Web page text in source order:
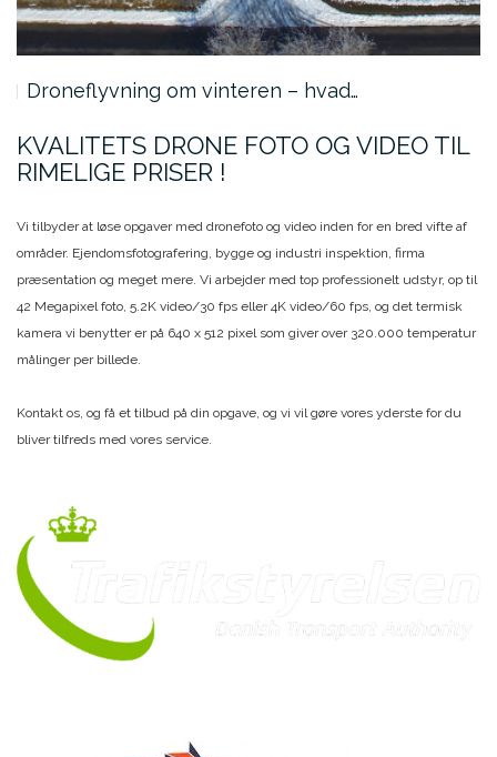
Droneflyvning om vinteren – hvad…
KVALITETS DRONE FOTO OG VIDEO TIL
RIMELIGE PRISER !
Vi tilbyder at løse opgaver med dronefoto og video inden for en bred vifte af
områder. Ejendomsfotografering, bygge og industri inspektion, firma
præsentation og meget mere. Vi arbejder med top professionelt udstyr, op til
42 Megapixel foto, 5.2K video/30 fps eller 4K video/60 fps, og det termisk
kamera vi benytter er på 640 x 512 pixel som giver over 320.000 temperatur
målinger per billede.
Kontakt os, og få et tilbud på din opgave, og vi vil gøre vores yderste for du
bliver tilfreds med vores service.